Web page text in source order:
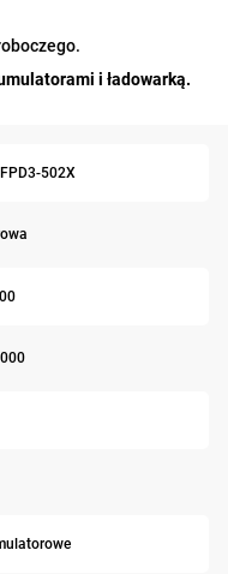
i ładowarką.
502X